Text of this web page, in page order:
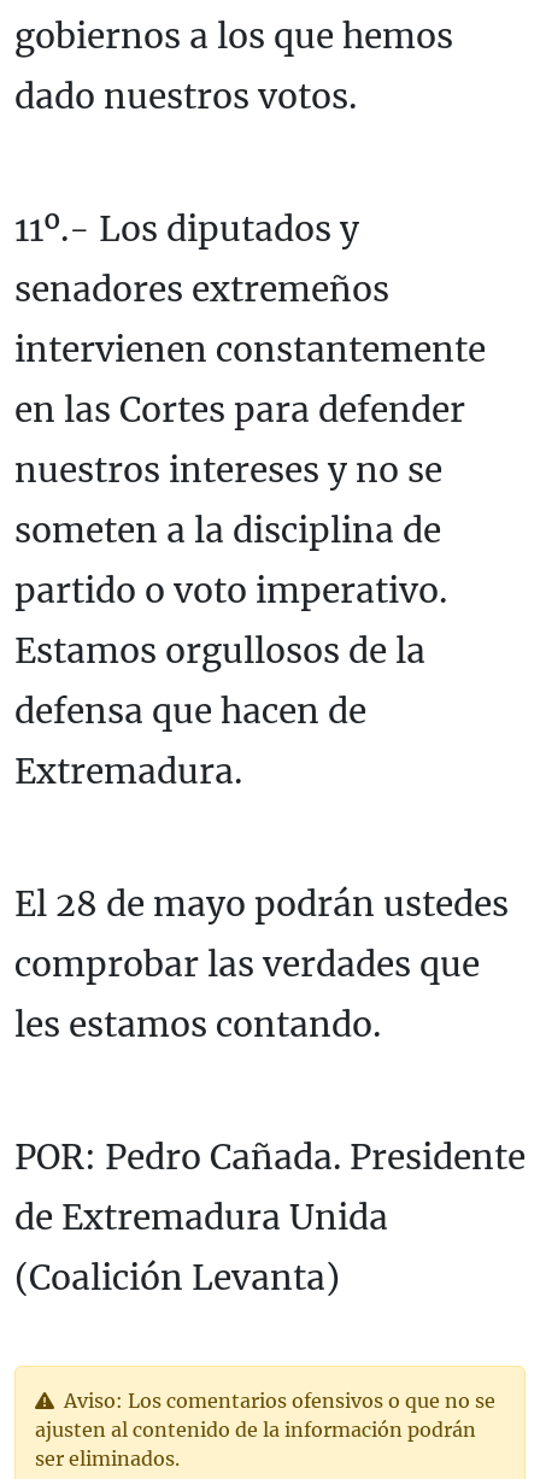
gobiernos a los que hemos
dado nuestros votos.
11º.- Los diputados y
senadores extremeños
intervienen constantemente
en las Cortes para defender
nuestros intereses y no se
someten a la disciplina de
partido o voto imperativo.
Estamos orgullosos de la
defensa que hacen de
Extremadura.
El 28 de mayo podrán ustedes
comprobar las verdades que
les estamos contando.
POR: Pedro Cañada. Presidente
de Extremadura Unida
(Coalición Levanta)
Aviso: Los comentarios ofensivos o que no se
ajusten al contenido de la información podrán
ser eliminados.